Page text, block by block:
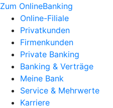
Zum OnlineBanking
Online-Filiale
Privatkunden
Firmenkunden
Private Banking
Banking & Verträge
Meine Bank
Service & Mehrwerte
Karriere